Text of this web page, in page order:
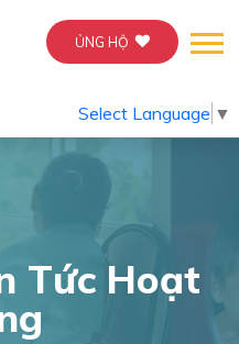
ỦNG HỘ
Select Language ▼
Tức Hoạt